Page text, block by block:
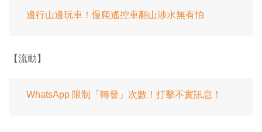
邊行山邊玩車！慢爬遙控車翻山涉水無有怕
【流動】
WhatsApp 限制「轉發」次數！打擊不實訊息！